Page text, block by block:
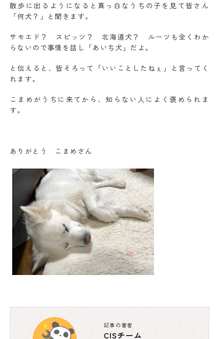
散歩に出るようになると真っ白なうちの子を見て皆さん
「何犬？」と聞きます。
サモエド？ スピッツ？ 北海道犬？ ルーツも全くわか
らないので事情を話し「あいち犬」だよ。
と伝えると、皆そろって「いいことしたねぇ」と言ってく
れます。
こまめがうちに来てから、知らない人によく褒められま
す。
ありがとう こまめさん
記事の著者
CISチーム